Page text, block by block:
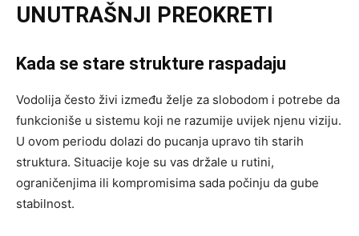
UNUTRAŠNJI PREOKRETI
Kada se stare strukture raspadaju
Vodolija često živi između želje za slobodom i potrebe da
funkcioniše u sistemu koji ne razumije uvijek njenu viziju.
U ovom periodu dolazi do pucanja upravo tih starih
struktura. Situacije koje su vas držale u rutini,
ograničenjima ili kompromisima sada počinju da gube
stabilnost.